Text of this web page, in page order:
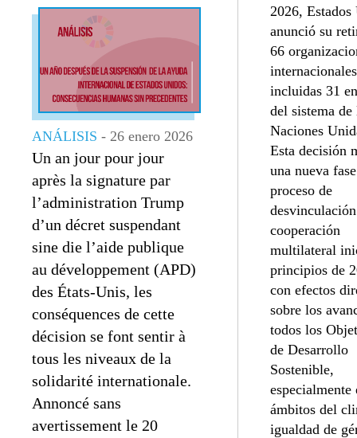
ANÁLISIS - 26 enero 2026
Un an jour pour jour
après la signature par
l’administration Trump
d’un décret suspendant
sine die l’aide publique
au développement (APD)
des États-Unis, les
conséquences de cette
décision se font sentir à
tous les niveaux de la
solidarité internationale.
Annoncé sans
avertissement le 20
2026, Estados
anunció su
66
incluidas 31
del sistema de
Naciones
Esta decisión
una nueva
proceso de
cooperación
multilateral
principios de
con efectos
sobre los
todos los
de Desarrollo
Sostenible,
especialmente
ámbitos del
igualdad de